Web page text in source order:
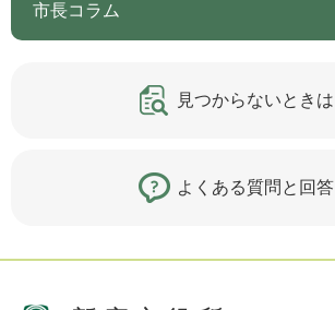
市長コラム
見つからないときは
よくある質問と回答